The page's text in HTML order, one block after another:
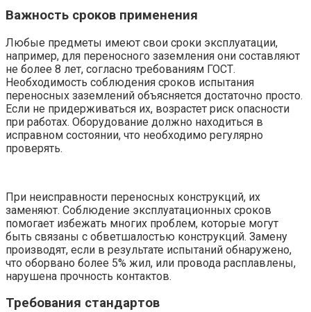
Важность сроков применения
Любые предметы имеют свои сроки эксплуатации,
например, для переносного заземления они составляют
не более 8 лет, согласно требованиям ГОСТ.
Необходимость соблюдения сроков испытания
переносных заземлений объясняется достаточно просто.
Если не придерживаться их, возрастет риск опасности
при работах. Оборудование должно находиться в
исправном состоянии, что необходимо регулярно
проверять.
При неисправности переносных конструкций, их
заменяют. Соблюдение эксплуатационных сроков
помогает избежать многих проблем, которые могут
быть связаны с обветшалостью конструкций. Замену
производят, если в результате испытаний обнаружено,
что оборвано более 5% жил, или провода расплавлены,
нарушена прочность контактов.
Требования стандартов